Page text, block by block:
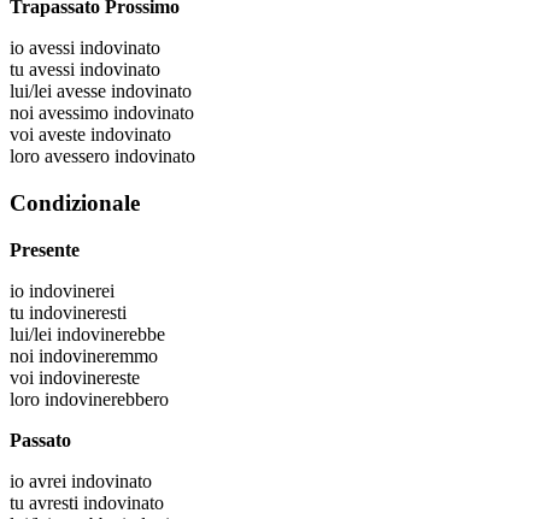
Trapassato Prossimo
io avessi indovinato
tu avessi indovinato
lui/lei avesse indovinato
noi avessimo indovinato
voi aveste indovinato
loro avessero indovinato
Condizionale
Presente
io indovinerei
tu indovineresti
lui/lei indovinerebbe
noi indovineremmo
voi indovinereste
loro indovinerebbero
Passato
io avrei indovinato
tu avresti indovinato